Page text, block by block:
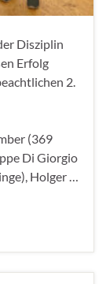
Disziplin
Erfolg
2.
(369
Di Giorgio
Holger …